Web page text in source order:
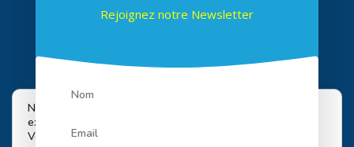
Suivez-nous sur les réseaux
Rejoignez notre Newsletter
Nous utilisons des cookies pour vous offrir la meilleure
expérience sur notre site.
Vous pouvez en savoir plus sur les cookies que nous